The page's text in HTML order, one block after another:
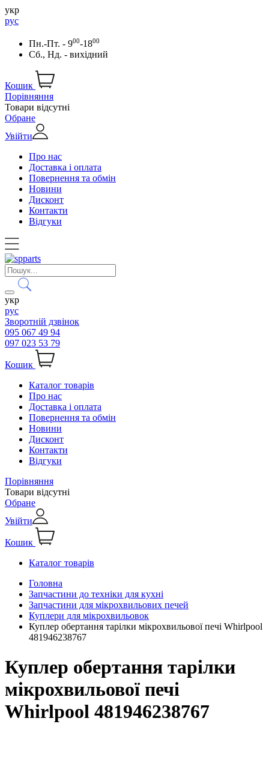
укр
рус
Пн.-Пт. - 900-1800
Сб., Нд. - вихідний
Кошик
Порівняння
Товари відсутні
Обране
Увійти
Про нас
Доставка і оплата
Повернення та обмін
Новини
Дисконт
Контакти
Відгуки
укр
рус
Зворотній дзвінок
095 067 49 94
097 023 53 79
Кошик
Каталог товарів
Про нас
Доставка і оплата
Повернення та обмін
Новини
Дисконт
Контакти
Відгуки
Порівняння
Товари відсутні
Обране
Увійти
Кошик
Каталог товарів
Головна
Запчастини до техніки для кухні
Запчастини для мікрохвильових печей
Куплери для мікрохвильовок
Куплер обертання тарілки мікрохвильової печі Whirlpool
481946238767
Куплер обертання тарілки
мікрохвильової печі
Whirlpool 481946238767